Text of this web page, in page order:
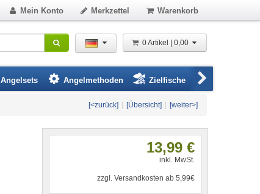
Mein Konto Merkzettel Warenkorb
0 Artikel | 0,00
Angelsets Angelmethoden Zielfische
[<zurück] [Übersicht] [weiter>]
13,99 €
inkl. MwSt.
zzgl. Versandkosten ab 5,99€